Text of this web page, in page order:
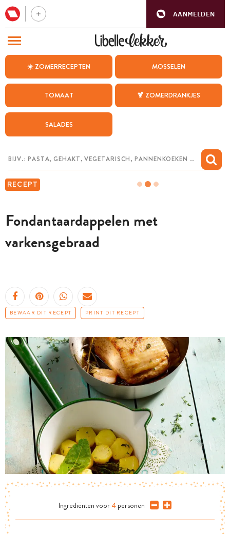
AANMELDEN
☀️ ZOMERRECEPTEN MOSSELEN
TOMAAT 🍹 ZOMERDRANKJES
SALADES
RECEPT
Fondantaardappelen met
varkensgebraad
BEWAAR DIT RECEPT PRINT DIT RECEPT
Ingrediënten voor 4 personen
BEZOEK ONZE ANDERE WEBSITES
WEEKMENU
CHAT MET MAIA
MIJN BEWAARDE RECEPTEN